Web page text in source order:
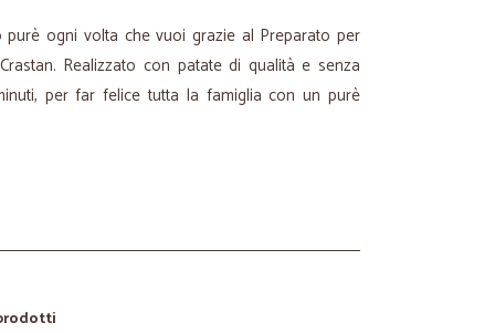
ogni volta che vuoi grazie al Preparato per
Realizzato con patate di qualità e senza
per far felice tutta la famiglia con un purè